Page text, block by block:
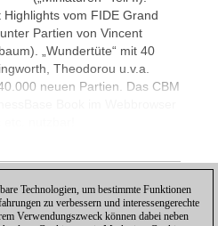
Highlights vom FIDE Grand
Partien von Vincent
„Wundertüte“ mit 40
Theodorou u.v.a.
neuen Partien. Das CBM
1Technologien, um bestimmte Funktionen
zu verbessern und interessengerechte
Verwendungszweck können dabei neben